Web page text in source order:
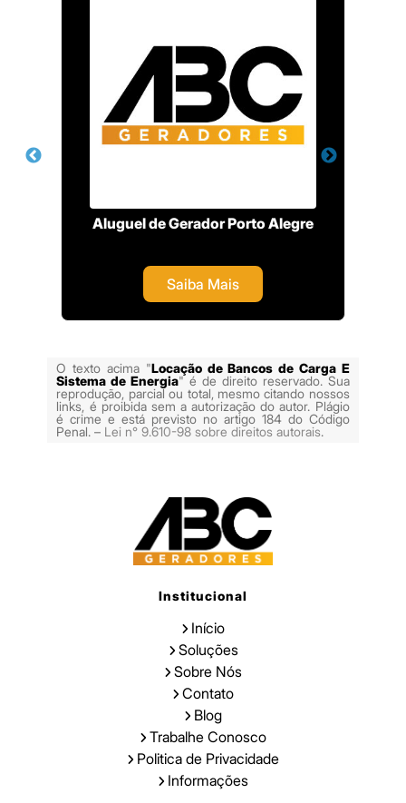
Aluguel de Gerador Porto Alegre
Saiba Mais
O texto acima "Locação de Bancos de Carga E
Sistema de Energia" é de direito reservado. Sua
reprodução, parcial ou total, mesmo citando nossos
links, é proibida sem a autorização do autor. Plágio
é crime e está previsto no artigo 184 do Código
Penal. – Lei n° 9.610-98 sobre direitos autorais.
Institucional
Início
Soluções
Sobre Nós
Contato
Blog
Trabalhe Conosco
Politica de Privacidade
Informações